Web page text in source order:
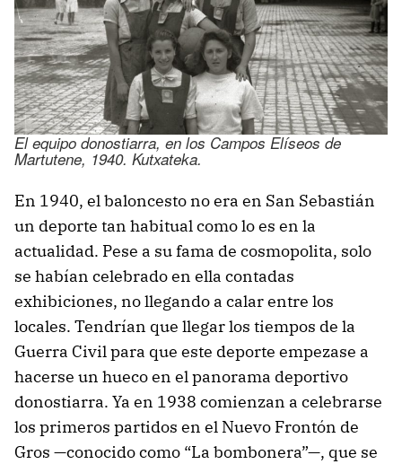
El equipo donostiarra, en los Campos Elíseos de
Martutene, 1940. Kutxateka.
En 1940, el baloncesto no era en San Sebastián
un deporte tan habitual como lo es en la
actualidad. Pese a su fama de cosmopolita, solo
se habían celebrado en ella contadas
exhibiciones, no llegando a calar entre los
locales. Tendrían que llegar los tiempos de la
Guerra Civil para que este deporte empezase a
hacerse un hueco en el panorama deportivo
donostiarra. Ya en 1938 comienzan a celebrarse
los primeros partidos en el Nuevo Frontón de
Gros —conocido como “La bombonera”—, que se